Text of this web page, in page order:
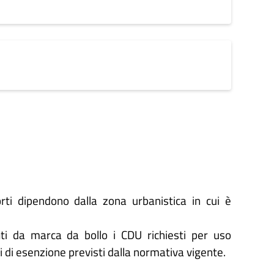
dipendono dalla zona urbanistica in cui è
da marca da bollo i CDU richiesti per uso
esenzione previsti dalla normativa vigente.